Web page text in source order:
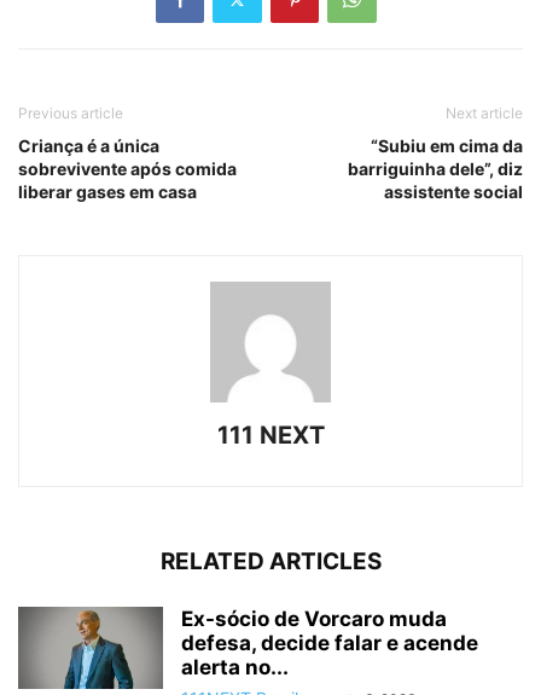
Previous article
Criança é a única
sobrevivente após comida
liberar gases em casa
Next article
“Subiu em cima da
barriguinha dele”, diz
assistente social
111 NEXT
RELATED ARTICLES
Ex-sócio de Vorcaro muda
defesa, decide falar e acende
alerta no...